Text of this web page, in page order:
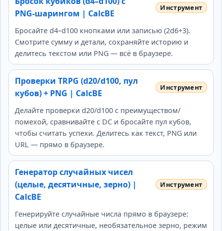
PNG‑шарингом | CalcBE
Бросайте d4–d100 кнопками или записью (2d6+3).
Смотрите сумму и детали, сохраняйте историю и
делитесь текстом или PNG — всё в браузере.
Проверки TRPG (d20/d100, пул
кубов) + PNG | CalcBE
Делайте проверки d20/d100 с преимуществом/
помехой, сравнивайте с DC и бросайте пул кубов,
чтобы считать успехи. Делитесь как текст, PNG или
URL — прямо в браузере.
Генератор случайных чисел
(целые, десятичные, зерно) |
CalcBE
Генерируйте случайные числа прямо в браузере:
целые или десятичные, необязательное зерно, режим